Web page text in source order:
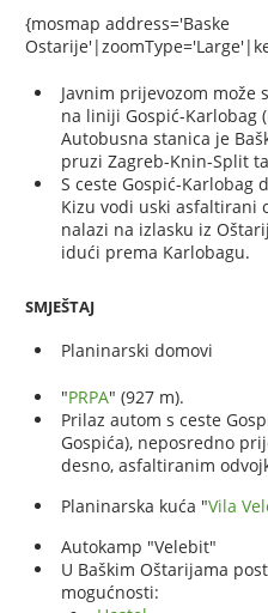
{mosmap address='Baske
Javnim prijevozom može
na liniji Gospić-Karlobag
Autobusna stanica je
pruzi Zagreb-Knin-Split
S ceste Gospić-Karlobag
Kizu vodi uski asfaltirani
nalazi na izlasku iz
idući prema Karlobagu.
SMJEŠTAJ
Planinarski domovi
"PRPA" (927 m).
Prilaz autom s ceste
Gospića), neposredno
desno, asfaltiranim
Planinarska kuća "Vila
Autokamp "Velebit"
U Baškim Oštarijama
mogućnosti: